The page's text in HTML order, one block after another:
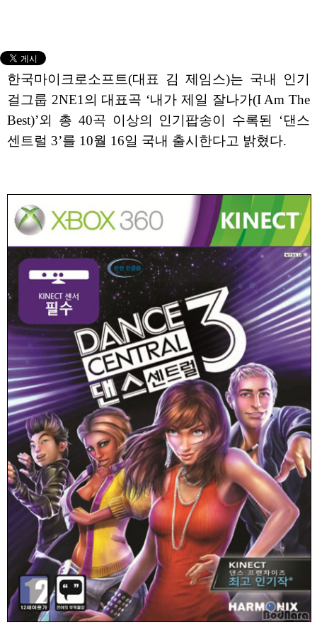
한국마이크로소프트(대표 김 제임스)는 국내 인기
걸그룹 2NE1의 대표곡 ‘내가 제일 잘나가(I Am The
Best)’외 총 40곡 이상의 인기팝송이 수록된 ‘댄스
센트럴 3’를 10월 16일 국내 출시한다고 밝혔다.